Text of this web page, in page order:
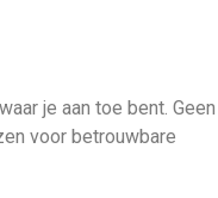
je aan toe bent. Geen
voor betrouwbare